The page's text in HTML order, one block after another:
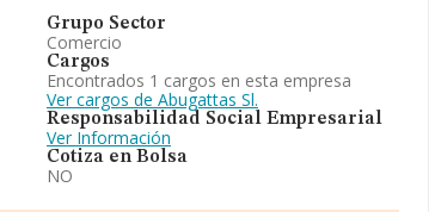
Grupo Sector
Comercio
Cargos
Encontrados 1 cargos en esta empresa
Ver cargos de Abugattas Sl.
Responsabilidad Social Empresarial
Ver Información
Cotiza en Bolsa
NO